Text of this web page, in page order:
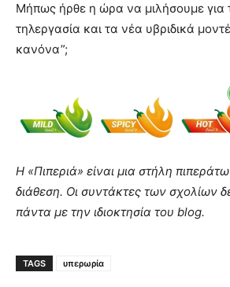
Μήπως ήρθε η ώρα να μιλήσουμε για
τηλεργασία και τα νέα υβριδικά
κανόνα”;
Η «Πιπεριά» είναι μια στήλη
διάθεση. Οι συντάκτες των σχολίων
πάντα με την ιδιοκτησία του blog.
TAGS υπερωρία